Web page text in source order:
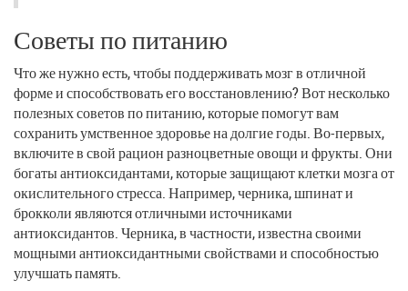
Советы по питанию
Что же нужно есть, чтобы поддерживать мозг в отличной
форме и способствовать его восстановлению? Вот несколько
полезных советов по питанию, которые помогут вам
сохранить умственное здоровье на долгие годы. Во-первых,
включите в свой рацион разноцветные овощи и фрукты. Они
богаты антиоксидантами, которые защищают клетки мозга от
окислительного стресса. Например, черника, шпинат и
брокколи являются отличными источниками
антиоксидантов. Черника, в частности, известна своими
мощными антиоксидантными свойствами и способностью
улучшать память.